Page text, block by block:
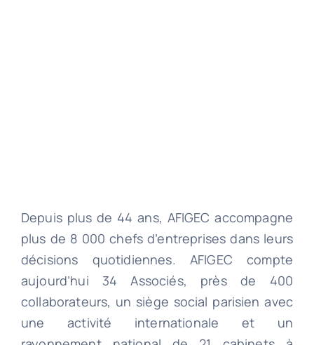
Depuis plus de 44 ans, AFIGEC accompagne
plus de 8 000 chefs d’entreprises dans leurs
décisions quotidiennes. AFIGEC compte
aujourd’hui 34 Associés, près de 400
collaborateurs, un siège social parisien avec
une activité internationale et un